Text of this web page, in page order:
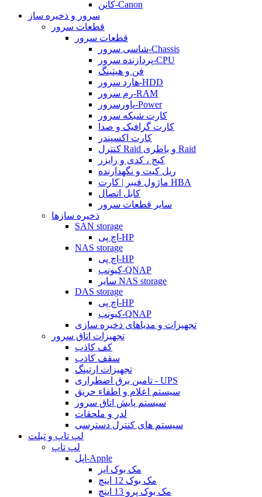
کانن-Canon
سرور و ذخیره ساز
قطعات سرور
قطعات سرور
شاسی سرور-Chassis
پردازنده سرور-CPU
فن و هیتینگ
هارد سرور-HDD
رم سرور-RAM
پاورسرور-Power
کارت شبکه سرور
کارت گرافیک و صدا
کارت اکسپندر
کنترل Raid و باطری Raid
کیج ، کدی و رایزر
ریل کیت و نگهدارنده
ماژول فیبر | کارت HBA
کابل اتصال
سایر قطعات سرور
ذخیره سازها
SAN storage
اچ پی-HP
NAS storage
اچ پی-HP
کیونپ-QNAP
سایر NAS storage
DAS storage
اچ پی-HP
کیونپ-QNAP
تجهیزات و مدیاهای ذخیره سازی
تجهیزات اتاق سرور
کف کاذب
سقف کاذب
تجهیزات ارتینگ
تامین برق اضطراری - UPS
سیستم اعلام و اطفاء حریق
سیستم پایش اتاق سرور
لدر و ملحقات
سیستم های کنترل دسترسی
لپ تاپ و تبلت
لپ تاپ
اپل-Apple
مک بوک ایر
مک بوک 12 اینچ
مک بوک پرو 13 اینچ